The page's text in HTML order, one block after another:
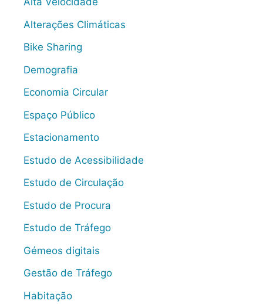
Alterações Climáticas
Bike Sharing
Demografia
Economia Circular
Espaço Público
Estacionamento
Estudo de Acessibilidade
Estudo de Circulação
Estudo de Procura
Estudo de Tráfego
Gémeos digitais
Gestão de Tráfego
Habitação